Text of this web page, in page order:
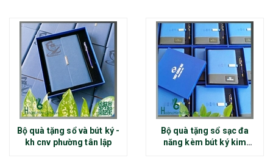
Bộ quà tặng sổ và bút ký -
kh cnv phường tân lập
Bộ quà tặng sổ sạc đa
năng kèm bút ký kim